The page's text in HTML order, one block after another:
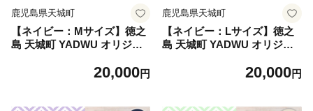
鹿児島県天城町
【ネイビー：Mサイズ】徳之
島 天城町 YADWU オリジナ
ヤドゥー 1枚 メンズ レディ
20,000円
鹿児島県天城町
【ネイビー：Lサイズ】徳之
島 天城町 YADWU オリジナ
ヤドゥー 1枚 メンズ レディ
20,000円